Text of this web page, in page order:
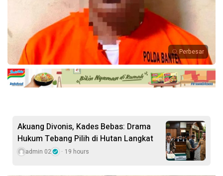
Perbesar
Akuang Divonis, Kades Bebas: Drama
Hukum Tebang Pilih di Hutan Langkat
admin 02 19 hours